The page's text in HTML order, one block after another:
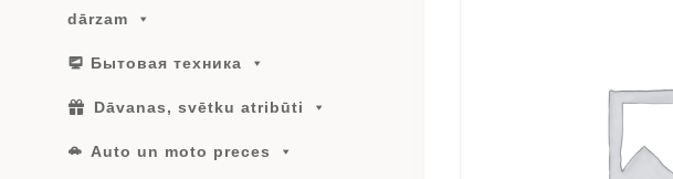
dārzam
Бытовая техника
Dāvanas, svētku atribūti
Auto un moto preces